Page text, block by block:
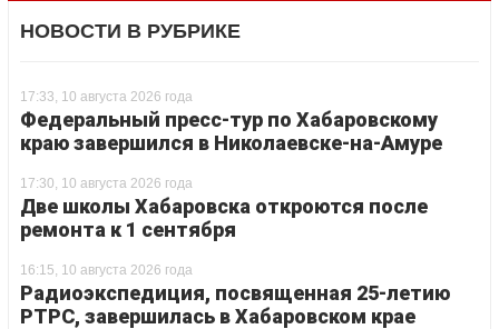
НОВОСТИ В РУБРИКЕ
17:33, 10 августа 2026 года
Федеральный пресс-тур по Хабаровскому
краю завершился в Николаевске-на-Амуре
17:30, 10 августа 2026 года
Две школы Хабаровска откроются после
ремонта к 1 сентября
16:15, 10 августа 2026 года
Радиоэкспедиция, посвященная 25-летию
РТРС, завершилась в Хабаровском крае